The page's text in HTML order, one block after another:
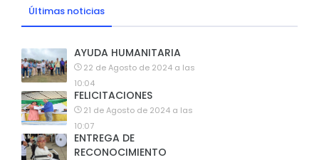
Últimas noticias
AYUDA HUMANITARIA
22 de Agosto de 2024 a las
10:04
FELICITACIONES
21 de Agosto de 2024 a las
10:07
ENTREGA DE
RECONOCIMIENTO